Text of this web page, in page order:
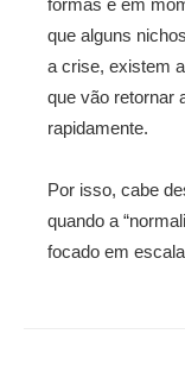
formas e em
que alguns
a crise, existem
que vão retornar
rapidamente.
Por isso, cabe
quando a
focado em